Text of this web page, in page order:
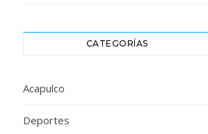
CATEGORÍAS
Acapulco
Deportes